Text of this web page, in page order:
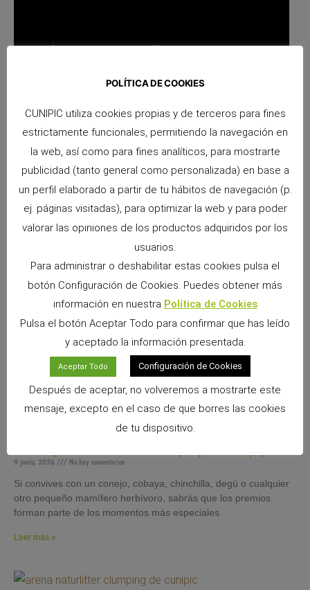
¡Un nuevo heno Naturaliss lleno de flores! ¡Un día de conejos!
9 junio, 2026 No hay comentarios
Si convives con un conejo, cobaya, chinchilla, degú o cualquier
otro pequeño mamífero herbívoro, sabrás que los premios
forman parte de los momentos más especiales
Leer más »
POLÍTICA DE COOKIES
CUNIPIC utiliza cookies propias y de terceros para fines
estrictamente funcionales, permitiendo la navegación en
la web, así como para fines analíticos, para mostrarte
publicidad (tanto general como personalizada) en base a
un perfil elaborado a partir de tu hábitos de navegación (p.
ej. páginas visitadas), para optimizar la web y para poder
valorar las opiniones de los productos adquiridos por los
usuarios.
Para administrar o deshabilitar estas cookies pulsa el
botón Configuración de Cookies. Puedes obtener más
información en nuestra Política de Cookies
Pulsa el botón Aceptar Todo para confirmar que has leído
y aceptado la información presentada.
Aceptar Todo Configuración de Cookies
Después de aceptar, no volveremos a mostrarte este
mensaje, excepto en el caso de que borres las cookies
de tu dispositivo.